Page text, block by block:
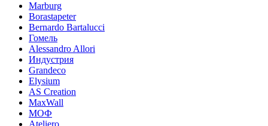
Marburg
Borastapeter
Bernardo Bartalucci
Гомель
Alessandro Allori
Индустрия
Grandeco
Elysium
AS Creation
MaxWall
МОФ